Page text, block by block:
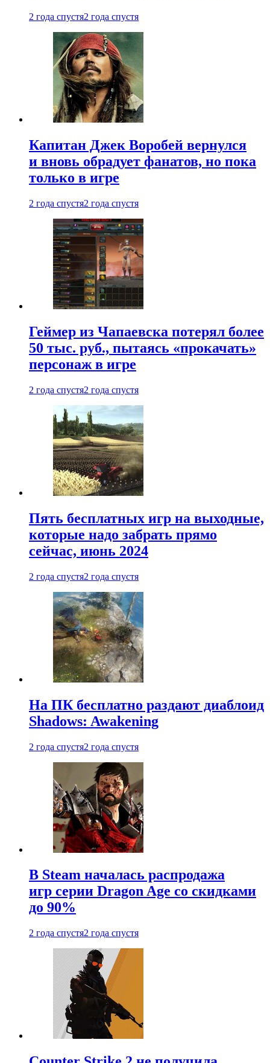
2 года спустя2 года спустя
Капитан Джек Воробей вернулся
и вновь обрадует фанатов, но пока
только в игре
2 года спустя2 года спустя
Геймер из Чапаевска потерял более
50 тыс. руб., пытаясь «прокачать»
персонаж в игре
2 года спустя2 года спустя
Пять бесплатных игр на выходные,
которые надо забрать прямо
сейчас, июнь 2024
2 года спустя2 года спустя
На ПК бесплатно раздают диаблоид
Shadows: Awakening
2 года спустя2 года спустя
В Steam началась распродажа
игр серии Dragon Age со скидками
до 90%
2 года спустя2 года спустя